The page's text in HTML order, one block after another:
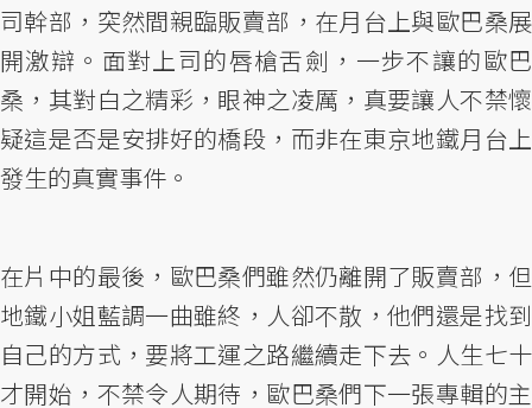
司幹部，突然間親臨販賣部，在月台上與歐巴桑展
開激辯。面對上司的唇槍舌劍，一步不讓的歐巴
桑，其對白之精彩，眼神之凌厲，真要讓人不禁懷
疑這是否是安排好的橋段，而非在東京地鐵月台上
發生的真實事件。
在片中的最後，歐巴桑們雖然仍離開了販賣部，但
地鐵小姐藍調一曲雖終，人卻不散，他們還是找到
自己的方式，要將工運之路繼續走下去。人生七十
才開始，不禁令人期待，歐巴桑們下一張專輯的主